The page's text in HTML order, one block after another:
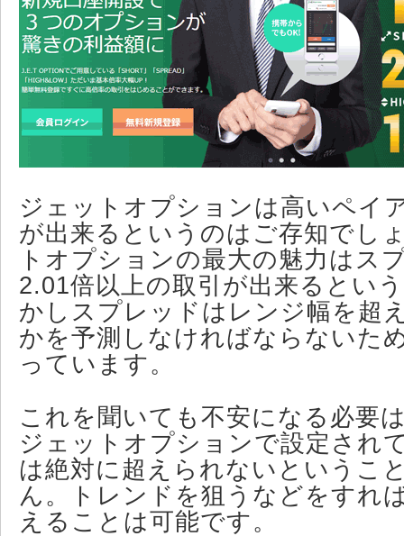
ジェットオプションは高いペイ
が出来るというのはご存知でし
トオプションの最大の魅力はス
2.01倍以上の取引が出来るとい
かしスプレッドはレンジ幅を超
かを予測しなければならないた
っています。
これを聞いても不安になる必要
ジェットオプションで設定され
は絶対に超えられないというこ
ん。トレンドを狙うなどをすれ
えることは可能です。